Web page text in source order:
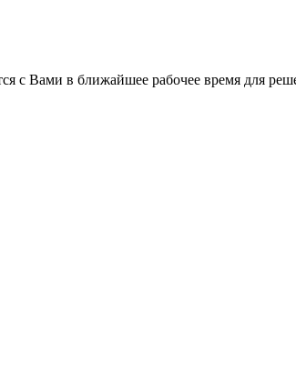
с Вами в ближайшее рабочее время для